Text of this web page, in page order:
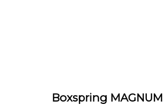
Boxspring MAGNUM